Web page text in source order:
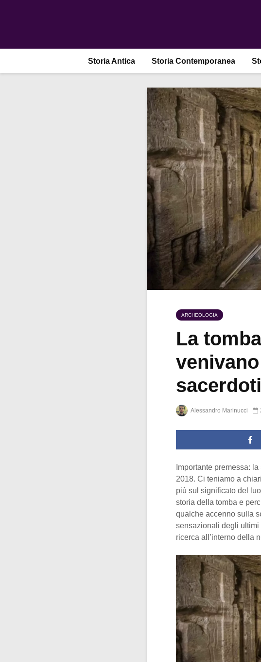
Storia Antica Storia Contemporanea
ARCHEOLOGIA
La
Alessandro Marinucci
Importante premessa:
2018. Ci teniamo a
più sul significato del
storia della tomba e
qualche accenno sulla
sensazionali degli
ricerca all’interno della